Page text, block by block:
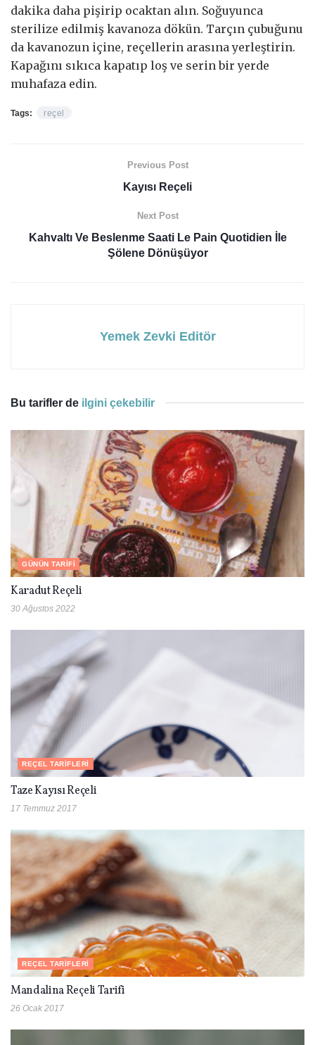
dakika daha pişirip ocaktan alın. Soğuyunca
sterilize edilmiş kavanoza dökün. Tarçın çubuğunu
da kavanozun içine, reçellerin arasına yerleştirin.
Kapağını sıkıca kapatıp loş ve serin bir yerde
muhafaza edin.
Tags: reçel
Previous Post
Kayısı Reçeli
Next Post
Kahvaltı Ve Beslenme Saati Le Pain Quotidien İle
Şölene Dönüşüyor
Yemek Zevki Editör
Bu tarifler de ilgini çekebilir
GÜNÜN TARIFI
Karadut Reçeli
30 Ağustos 2022
REÇEL TARIFLERI
Taze Kayısı Reçeli
17 Temmuz 2017
REÇEL TARIFLERI
Mandalina Reçeli Tarifi
26 Ocak 2017